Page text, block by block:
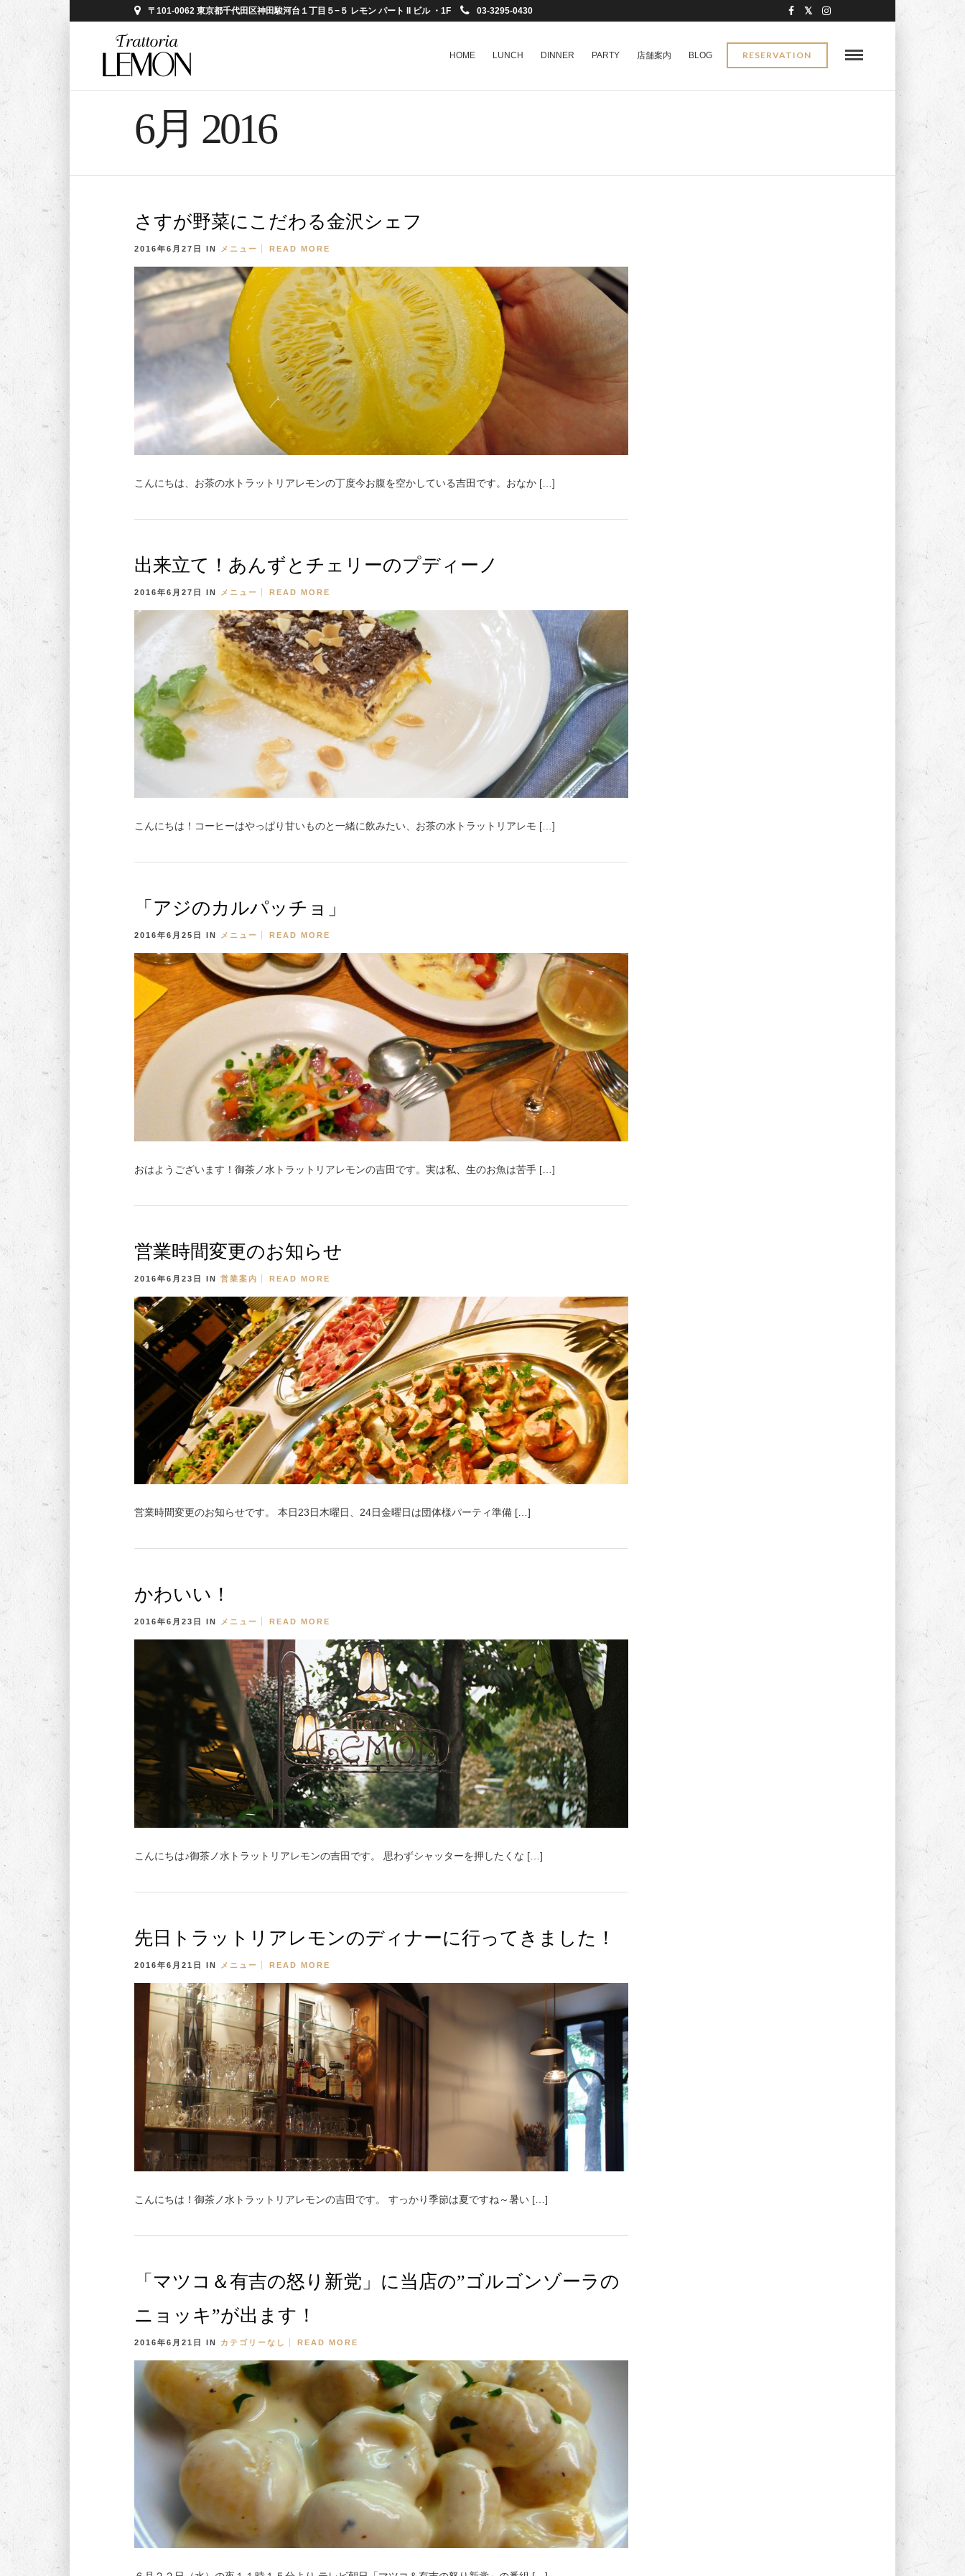
〒101-0062 東京都千代田区神田駿河台１丁目５−５ レモン パート II ビル ・1F 03-3295-0430
RESERVATION
HOME LUNCH DINNER PARTY 店舗案内 BLOG
6月 2016
さすが野菜にこだわる金沢シェフ
2016年6月27日 IN メニュー READ MORE
こんにちは、お茶の水トラットリアレモンの丁度今お腹を空かしている吉田です。おなか […]
出来立て！あんずとチェリーのプディーノ
2016年6月27日 IN メニュー READ MORE
こんにちは！コーヒーはやっぱり甘いものと一緒に飲みたい、お茶の水トラットリアレモ […]
「アジのカルパッチョ」
2016年6月25日 IN メニュー READ MORE
おはようございます！御茶ノ水トラットリアレモンの吉田です。実は私、生のお魚は苦手 […]
営業時間変更のお知らせ
2016年6月23日 IN 営業案内 READ MORE
営業時間変更のお知らせです。 本日23日木曜日、24日金曜日は団体様パーティ準備 […]
かわいい！
2016年6月23日 IN メニュー READ MORE
こんにちは♪御茶ノ水トラットリアレモンの吉田です。 思わずシャッターを押したくな […]
先日トラットリアレモンのディナーに行ってきました！
2016年6月21日 IN メニュー READ MORE
こんにちは！御茶ノ水トラットリアレモンの吉田です。 すっかり季節は夏ですね～暑い […]
「マツコ＆有吉の怒り新党」に当店の”ゴルゴンゾーラの
ニョッキ”が出ます！
2016年6月21日 IN カテゴリーなし READ MORE